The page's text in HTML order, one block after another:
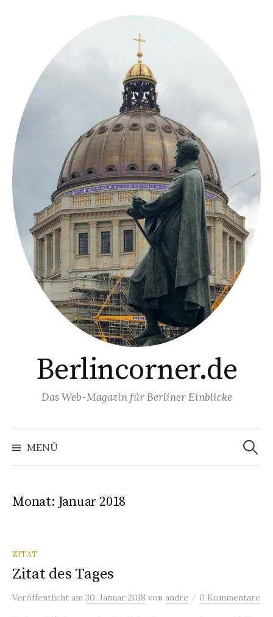
Berlincorner.de
Das Web-Magazin für Berliner Einblicke
MENÜ
Suchen
nach:
Monat: Januar 2018
ZITAT
Zitat des Tages
Veröffentlicht am 30. Januar 2018 von andre / 0 Kommentare